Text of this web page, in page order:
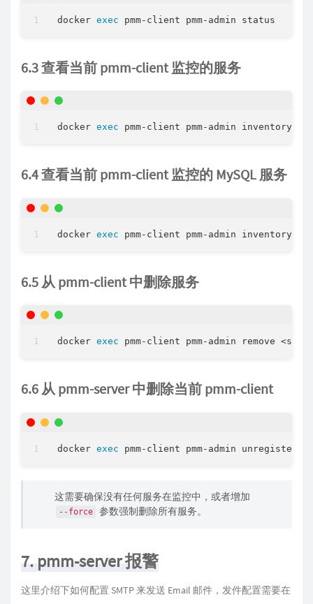
docker exec
6.3 查看当前 pmm-client 监控的服务
docker exec
6.4 查看当前 pmm-client 监控的 MySQL 服务
docker exec
6.5 从 pmm-client 中删除服务
docker exec
6.6 从 pmm-server 中删除当前 pmm-client
docker exec
这需要确保没有任何服务在监控中，或者增加
--force 参数强制删除所有服务。
7. pmm-server 报警
这里介绍下如何配置 SMTP 来发送 Email 邮件，发件配置需要在